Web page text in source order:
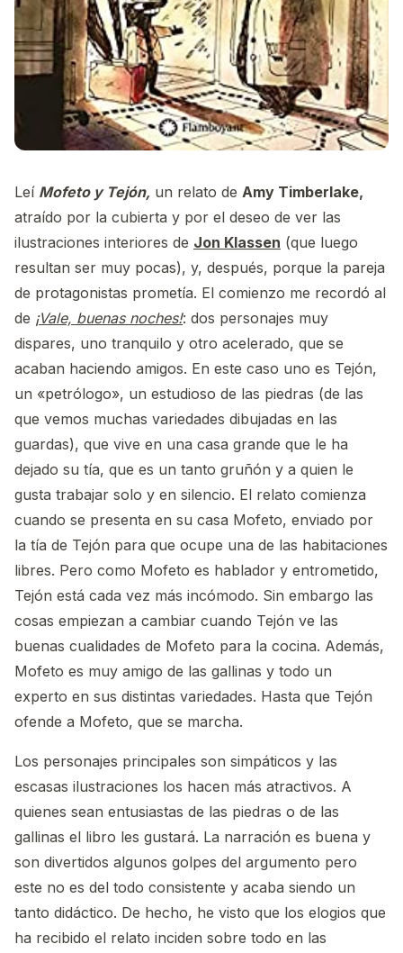
Leí Mofeto y Tejón, un relato de Amy Timberlake,
atraído por la cubierta y por el deseo de ver las
ilustraciones interiores de Jon Klassen (que luego
resultan ser muy pocas), y, después, porque la pareja
de protagonistas prometía. El comienzo me recordó al
de ¡Vale, buenas noches!: dos personajes muy
dispares, uno tranquilo y otro acelerado, que se
acaban haciendo amigos. En este caso uno es Tejón,
un «petrólogo», un estudioso de las piedras (de las
que vemos muchas variedades dibujadas en las
guardas), que vive en una casa grande que le ha
dejado su tía, que es un tanto gruñón y a quien le
gusta trabajar solo y en silencio. El relato comienza
cuando se presenta en su casa Mofeto, enviado por
la tía de Tejón para que ocupe una de las habitaciones
libres. Pero como Mofeto es hablador y entrometido,
Tejón está cada vez más incómodo. Sin embargo las
cosas empiezan a cambiar cuando Tejón ve las
buenas cualidades de Mofeto para la cocina. Además,
Mofeto es muy amigo de las gallinas y todo un
experto en sus distintas variedades. Hasta que Tejón
ofende a Mofeto, que se marcha.
Los personajes principales son simpáticos y las
escasas ilustraciones los hacen más atractivos. A
quienes sean entusiastas de las piedras o de las
gallinas el libro les gustará. La narración es buena y
son divertidos algunos golpes del argumento pero
este no es del todo consistente y acaba siendo un
tanto didáctico. De hecho, he visto que los elogios que
ha recibido el relato inciden sobre todo en las